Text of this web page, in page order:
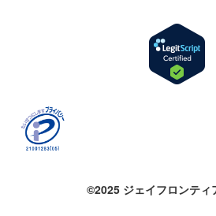
©2025 ジェイフロンティ